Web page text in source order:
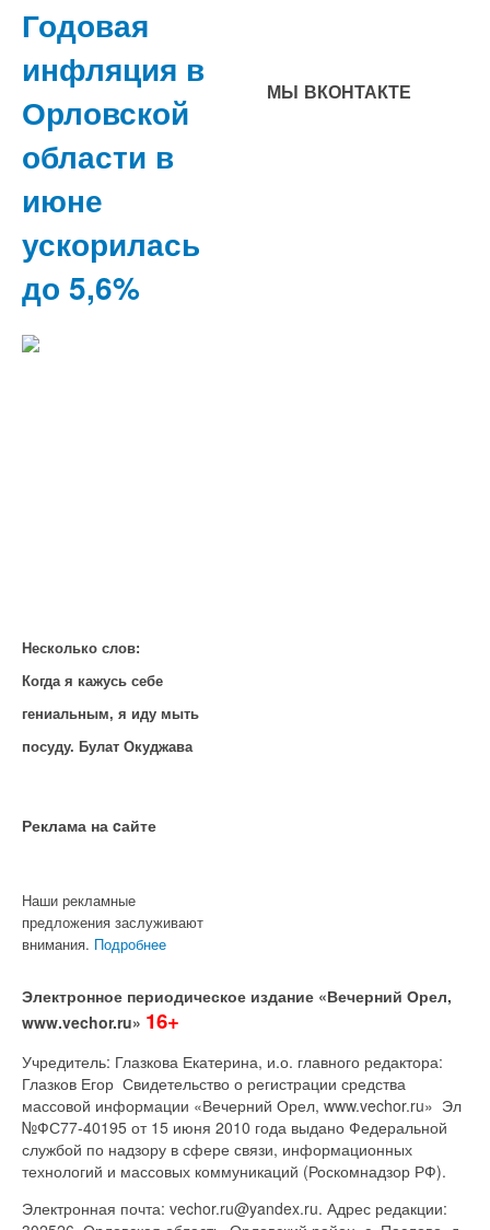
Годовая
инфляция в
Орловской
области в
июне
ускорилась
до 5,6%
Несколько слов:
Когда я кажусь себе
гениальным, я иду мыть
посуду. Булат Окуджава
Реклама на cайте
Наши рекламные
предложения заслуживают
внимания. Подробнее
МЫ ВКОНТАКТЕ
Электронное периодическое издание «Вечерний Орел,
www.vechor.ru» 16+
Учредитель: Глазкова Екатерина, и.о. главного редактора:
Глазков Егор Свидетельство о регистрации средства
массовой информации «Вечерний Орел, www.vechor.ru» Эл
№ФС77-40195 от 15 июня 2010 года выдано Федеральной
службой по надзору в сфере связи, информационных
технологий и массовых коммуникаций (Роскомнадзор РФ).
Электронная почта: vechor.ru@yandex.ru. Адрес редакции: